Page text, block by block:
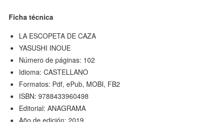
Ficha técnica
LA ESCOPETA DE CAZA
YASUSHI INOUE
Número de páginas: 102
Idioma: CASTELLANO
Formatos: Pdf, ePub, MOBI, FB2
ISBN: 9788433960498
Editorial: ANAGRAMA
Año de edición: 2019